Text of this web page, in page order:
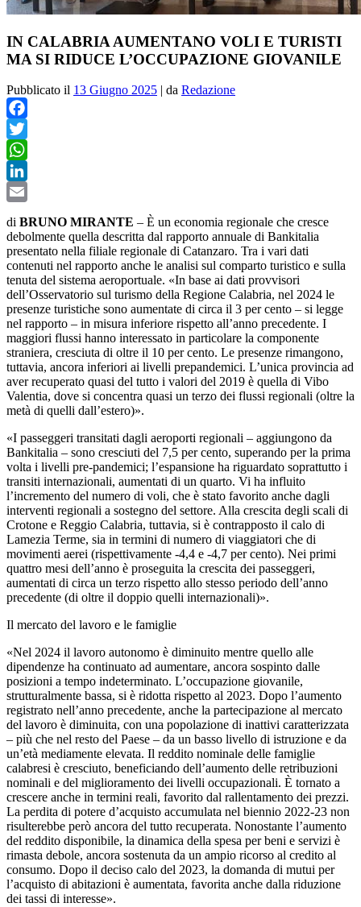
IN CALABRIA AUMENTANO VOLI E TURISTI
MA SI RIDUCE L’OCCUPAZIONE GIOVANILE
Pubblicato il 13 Giugno 2025 | da Redazione
Facebook
Twitter
WhatsApp
LinkedIn
di BRUNO MIRANTE – È un economia regionale che cresce
debolmente quella descritta dal rapporto annuale di Bankitalia
presentato nella filiale regionale di Catanzaro. Tra i vari dati
contenuti nel rapporto anche le analisi sul comparto turistico e sulla
tenuta del sistema aeroportuale. «In base ai dati provvisori
dell’Osservatorio sul turismo della Regione Calabria, nel 2024 le
presenze turistiche sono aumentate di circa il 3 per cento – si legge
nel rapporto – in misura inferiore rispetto all’anno precedente. I
maggiori flussi hanno interessato in particolare la componente
straniera, cresciuta di oltre il 10 per cento. Le presenze rimangono,
tuttavia, ancora inferiori ai livelli prepandemici. L’unica provincia ad
aver recuperato quasi del tutto i valori del 2019 è quella di Vibo
Valentia, dove si concentra quasi un terzo dei flussi regionali (oltre la
metà di quelli dall’estero)».
«I passeggeri transitati dagli aeroporti regionali – aggiungono da
Bankitalia – sono cresciuti del 7,5 per cento, superando per la prima
volta i livelli pre-pandemici; l’espansione ha riguardato soprattutto i
transiti internazionali, aumentati di un quarto. Vi ha influito
l’incremento del numero di voli, che è stato favorito anche dagli
interventi regionali a sostegno del settore. Alla crescita degli scali di
Crotone e Reggio Calabria, tuttavia, si è contrapposto il calo di
Lamezia Terme, sia in termini di numero di viaggiatori che di
movimenti aerei (rispettivamente -4,4 e -4,7 per cento). Nei primi
quattro mesi dell’anno è proseguita la crescita dei passeggeri,
aumentati di circa un terzo rispetto allo stesso periodo dell’anno
precedente (di oltre il doppio quelli internazionali)».
Il mercato del lavoro e le famiglie
«Nel 2024 il lavoro autonomo è diminuito mentre quello alle
dipendenze ha continuato ad aumentare, ancora sospinto dalle
posizioni a tempo indeterminato. L’occupazione giovanile,
strutturalmente bassa, si è ridotta rispetto al 2023. Dopo l’aumento
registrato nell’anno precedente, anche la partecipazione al mercato
del lavoro è diminuita, con una popolazione di inattivi caratterizzata
– più che nel resto del Paese – da un basso livello di istruzione e da
un’età mediamente elevata. Il reddito nominale delle famiglie
calabresi è cresciuto, beneficiando dell’aumento delle retribuzioni
nominali e del miglioramento dei livelli occupazionali. È tornato a
crescere anche in termini reali, favorito dal rallentamento dei prezzi.
La perdita di potere d’acquisto accumulata nel biennio 2022-23 non
risulterebbe però ancora del tutto recuperata. Nonostante l’aumento
del reddito disponibile, la dinamica della spesa per beni e servizi è
rimasta debole, ancora sostenuta da un ampio ricorso al credito al
consumo. Dopo il deciso calo del 2023, la domanda di mutui per
l’acquisto di abitazioni è aumentata, favorita anche dalla riduzione
dei tassi di interesse».